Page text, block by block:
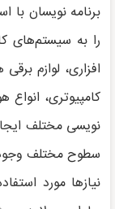
برنامه نویسان با
را به سیستم‌های
افزاری، لوازم
کامپیوتری،
نویسی مختلف
سطوح مختلف وجود
نیازها مورد